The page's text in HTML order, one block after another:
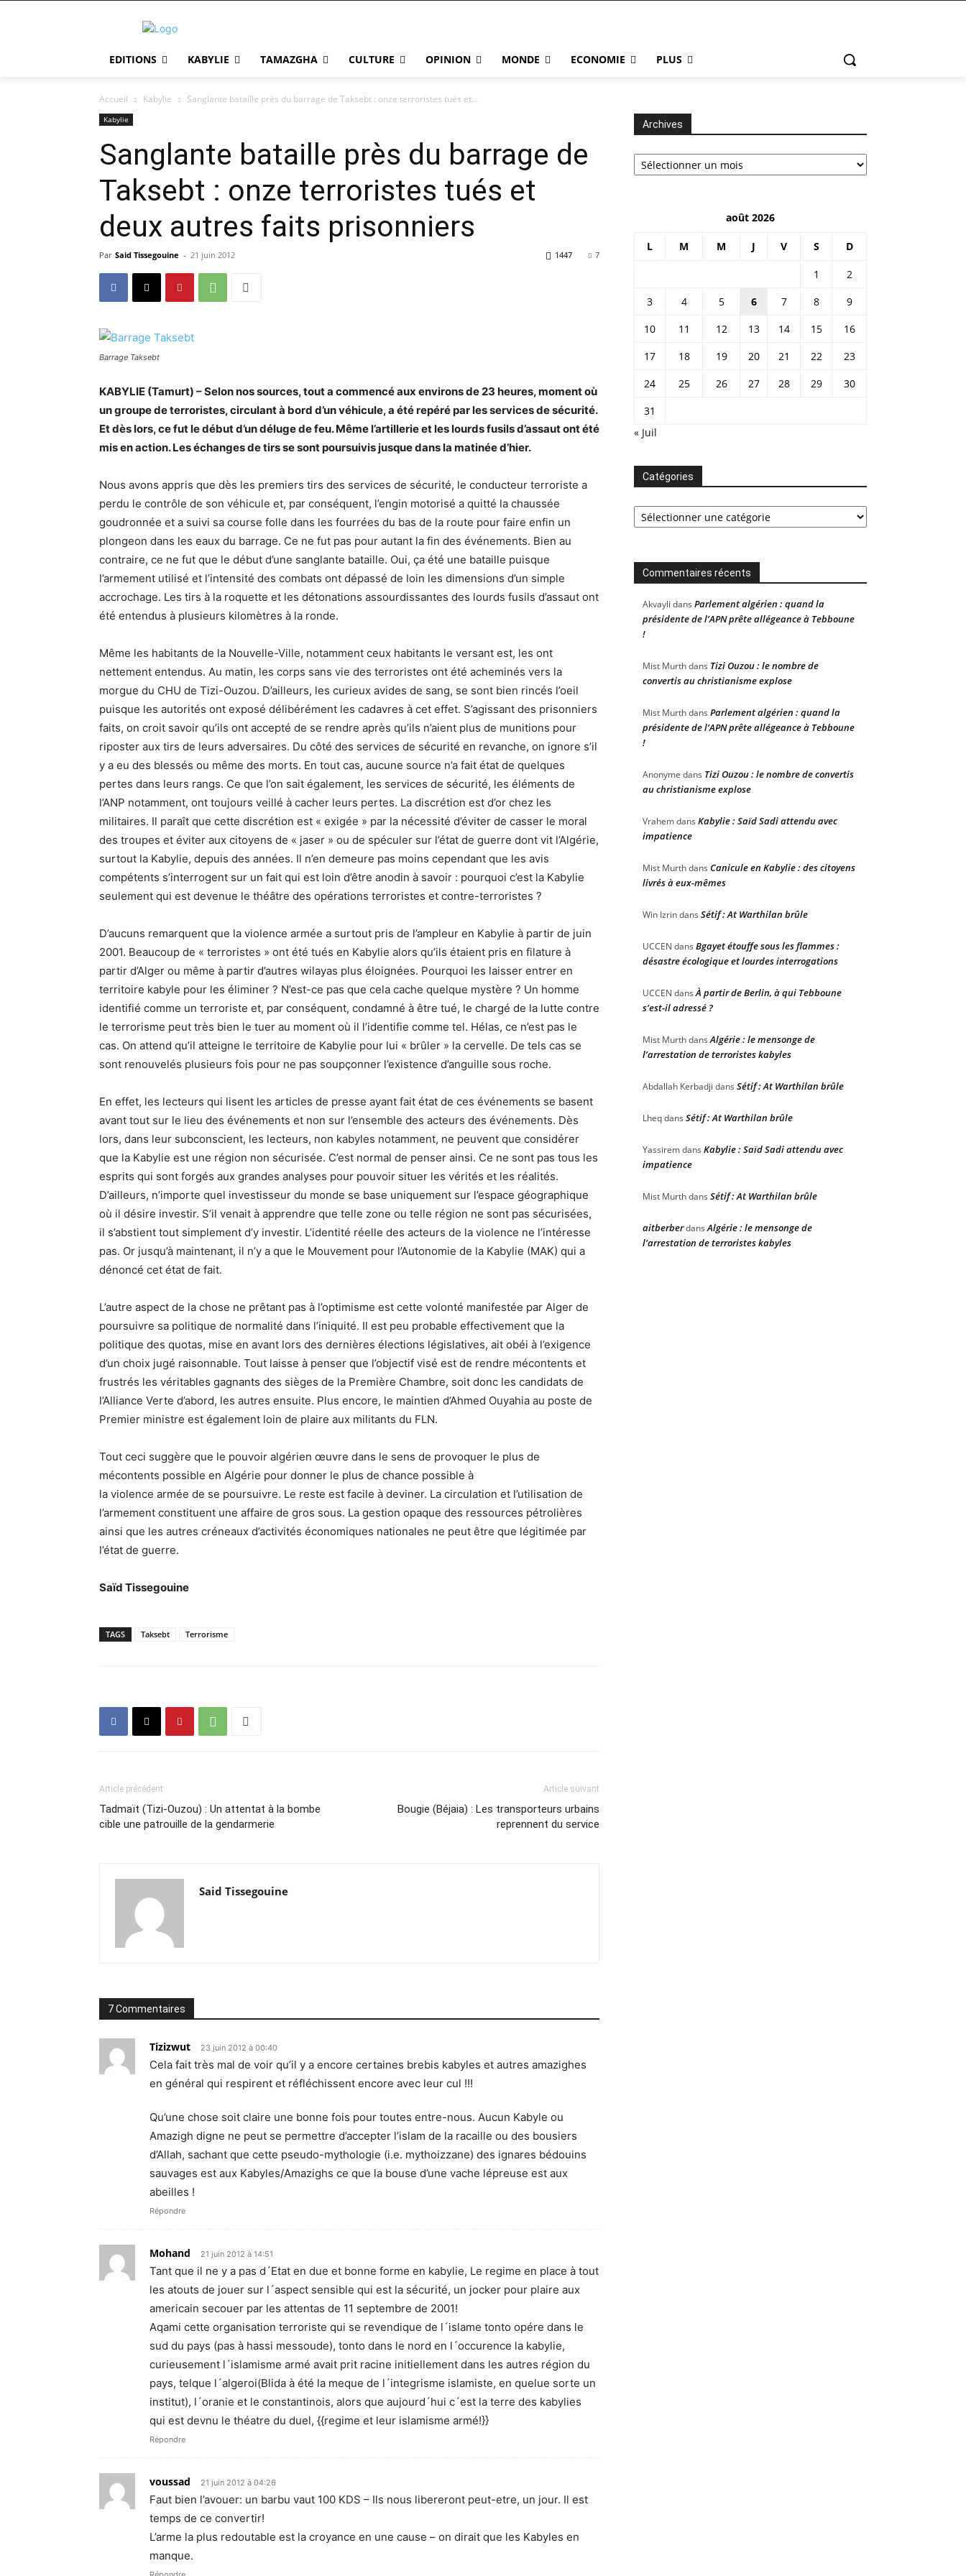
EDITIONS KABYLIE TAMAZGHA CULTURE OPINION MONDE ECONOMIE PLUS
Accueil Kabylie Sanglante bataille près du barrage de Taksebt : onze terroristes tués et...
Kabylie
Sanglante bataille près du barrage de
Taksebt : onze terroristes tués et
deux autres faits prisonniers
Par Said Tissegouine - 21 juin 2012 7
1447
Barrage Taksebt
KABYLIE (Tamurt) – Selon nos sources, tout a commencé aux environs de 23 heures, moment où
un groupe de terroristes, circulant à bord d’un véhicule, a été repéré par les services de sécurité.
Et dès lors, ce fut le début d’un déluge de feu. Même l’artillerie et les lourds fusils d’assaut ont été
mis en action. Les échanges de tirs se sont poursuivis jusque dans la matinée d’hier.
Nous avons appris que dès les premiers tirs des services de sécurité, le conducteur terroriste a
perdu le contrôle de son véhicule et, par conséquent, l’engin motorisé a quitté la chaussée
goudronnée et a suivi sa course folle dans les fourrées du bas de la route pour faire enfin un
plongeon dans les eaux du barrage. Ce ne fut pas pour autant la fin des événements. Bien au
contraire, ce ne fut que le début d’une sanglante bataille. Oui, ça été une bataille puisque
l’armement utilisé et l’intensité des combats ont dépassé de loin les dimensions d’un simple
accrochage. Les tirs à la roquette et les détonations assourdissantes des lourds fusils d’assaut ont
été entendus à plusieurs kilomètres à la ronde.
Même les habitants de la Nouvelle-Ville, notamment ceux habitants le versant est, les ont
nettement entendus. Au matin, les corps sans vie des terroristes ont été acheminés vers la
morgue du CHU de Tizi-Ouzou. D’ailleurs, les curieux avides de sang, se sont bien rincés l’oeil
puisque les autorités ont exposé délibérément les cadavres à cet effet. S’agissant des prisonniers
faits, on croit savoir qu’ils ont accepté de se rendre après qu’ils n’aient plus de munitions pour
riposter aux tirs de leurs adversaires. Du côté des services de sécurité en revanche, on ignore s’il
y a eu des blessés ou même des morts. En tout cas, aucune source n’a fait état de quelques
pertes dans leurs rangs. Ce que l’on sait également, les services de sécurité, les éléments de
l’ANP notamment, ont toujours veillé à cacher leurs pertes. La discrétion est d’or chez les
militaires. Il paraît que cette discrétion est « exigée » par la nécessité d’éviter de casser le moral
des troupes et éviter aux citoyens de « jaser » ou de spéculer sur l’état de guerre dont vit l’Algérie,
surtout la Kabylie, depuis des années. Il n’en demeure pas moins cependant que les avis
compétents s’interrogent sur un fait qui est loin d’être anodin à savoir : pourquoi c’est la Kabylie
seulement qui est devenue le théâtre des opérations terroristes et contre-terroristes ?
D’aucuns remarquent que la violence armée a surtout pris de l’ampleur en Kabylie à partir de juin
2001. Beaucoup de « terroristes » ont été tués en Kabylie alors qu’ils étaient pris en filature à
partir d’Alger ou même à partir d’autres wilayas plus éloignées. Pourquoi les laisser entrer en
territoire kabyle pour les éliminer ? N’est-ce pas que cela cache quelque mystère ? Un homme
identifié comme un terroriste et, par conséquent, condamné à être tué, le chargé de la lutte contre
le terrorisme peut très bien le tuer au moment où il l’identifie comme tel. Hélas, ce n’est pas le
cas. On attend qu’il atteigne le territoire de Kabylie pour lui « brûler » la cervelle. De tels cas se
sont renouvelés plusieurs fois pour ne pas soupçonner l’existence d’anguille sous roche.
En effet, les lecteurs qui lisent les articles de presse ayant fait état de ces événements se basent
avant tout sur le lieu des événements et non sur l’ensemble des acteurs des événements. Dès
lors, dans leur subconscient, les lecteurs, non kabyles notamment, ne peuvent que considérer
que la Kabylie est une région non sécurisée. C’est normal de penser ainsi. Ce ne sont pas tous les
esprits qui sont forgés aux grandes analyses pour pouvoir situer les vérités et les réalités.
D’ailleurs, n’importe quel investisseur du monde se base uniquement sur l’espace géographique
où il désire investir. S’il venait à apprendre que telle zone ou telle région ne sont pas sécurisées,
il s’abstient tout simplement d’y investir. L’identité réelle des acteurs de la violence ne l’intéresse
pas. Or jusqu’à maintenant, il n’y a que le Mouvement pour l’Autonomie de la Kabylie (MAK) qui a
dénoncé cet état de fait.
L’autre aspect de la chose ne prêtant pas à l’optimisme est cette volonté manifestée par Alger de
poursuivre sa politique de normalité dans l’iniquité. Il est peu probable effectivement que la
politique des quotas, mise en avant lors des dernières élections législatives, ait obéi à l’exigence
d’un choix jugé raisonnable. Tout laisse à penser que l’objectif visé est de rendre mécontents et
frustrés les véritables gagnants des sièges de la Première Chambre, soit donc les candidats de
l’Alliance Verte d’abord, les autres ensuite. Plus encore, le maintien d’Ahmed Ouyahia au poste de
Premier ministre est également loin de plaire aux militants du FLN.
Tout ceci suggère que le pouvoir algérien œuvre dans le sens de provoquer le plus de
mécontents possible en Algérie pour donner le plus de chance possible à
la violence armée de se poursuivre. Le reste est facile à deviner. La circulation et l’utilisation de
l’armement constituent une affaire de gros sous. La gestion opaque des ressources pétrolières
ainsi que les autres créneaux d’activités économiques nationales ne peut être que légitimée par
l’état de guerre.
Saïd Tissegouine
TAGS Taksebt Terrorisme
Article précédent
Tadmaït (Tizi-Ouzou) : Un attentat à la bombe
cible une patrouille de la gendarmerie
Article suivant
Bougie (Béjaia) : Les transporteurs urbains
reprennent du service
Said Tissegouine
7 Commentaires
Tizizwut 23 juin 2012 à 00:40
Cela fait très mal de voir qu’il y a encore certaines brebis kabyles et autres amazighes
en général qui respirent et réfléchissent encore avec leur cul !!!
Qu’une chose soit claire une bonne fois pour toutes entre-nous. Aucun Kabyle ou
Amazigh digne ne peut se permettre d’accepter l’islam de la racaille ou des bousiers
d’Allah, sachant que cette pseudo-mythologie (i.e. mythoizzane) des ignares bédouins
sauvages est aux Kabyles/Amazighs ce que la bouse d’une vache lépreuse est aux
abeilles !
Répondre
Mohand 21 juin 2012 à 14:51
Tant que il ne y a pas d´Etat en due et bonne forme en kabylie, Le regime en place à tout
les atouts de jouer sur l´aspect sensible qui est la sécurité, un jocker pour plaire aux
americain secouer par les attentas de 11 septembre de 2001!
Aqami cette organisation terroriste qui se revendique de l´islame tonto opére dans le
sud du pays (pas à hassi messoude), tonto dans le nord en l´occurence la kabylie,
curieusement l´islamisme armé avait prit racine initiellement dans les autres région du
pays, telque l´algeroi(Blida à été la meque de l´integrisme islamiste, en quelue sorte un
institut), l´oranie et le constantinois, alors que aujourd´hui c´est la terre des kabylies
qui est devnu le théatre du duel, {{regime et leur islamisme armé!}}
Répondre
voussad 21 juin 2012 à 04:26
Faut bien l’avouer: un barbu vaut 100 KDS – Ils nous libereront peut-etre, un jour. Il est
temps de ce convertir!
L’arme la plus redoutable est la croyance en une cause – on dirait que les Kabyles en
manque.
Archives
Archives
août 2026
L M M J V S D
1
2
3
4 5 6 7 8
9
10
11 12 13 14 15
16
17
18 19 20 21 22
23
24
25 26 27 28 29
30
31
« Juil
Catégories
Catégories
Commentaires récents
Akvayli dans Parlement algérien : quand la
présidente de l’APN prête allégeance à Tebboune
!
Mist Murthdans Tizi Ouzou : le nombre de
convertis au christianisme explose
Mist Murthdans Parlement algérien : quand la
présidente de l’APN prête allégeance à Tebboune
!
Anonyme dans Tizi Ouzou : le nombre de convertis
au christianisme explose
Vrahemdans Kabylie : Saïd Sadi attendu avec
impatience
Mist Murthdans Canicule en Kabylie : des citoyens
livrés à eux-mêmes
Win Izrindans Sétif : At Warthilan brûle
UCCEN dans Bgayet étouffe sous les flammes :
désastre écologique et lourdes interrogations
UCCEN dansÀ partir de Berlin, à qui Tebboune
s’est-il adressé ?
Mist MurthdansAlgérie : le mensonge de
l’arrestation de terroristes kabyles
Abdallah Kerbadji dans Sétif : At Warthilan brûle
Lheqdans Sétif : At Warthilan brûle
Yassiremdans Kabylie : Saïd Sadi attendu avec
impatience
Mist Murthdans Sétif : At Warthilan brûle
aitberberdansAlgérie : le mensonge de
l’arrestation de terroristes kabyles